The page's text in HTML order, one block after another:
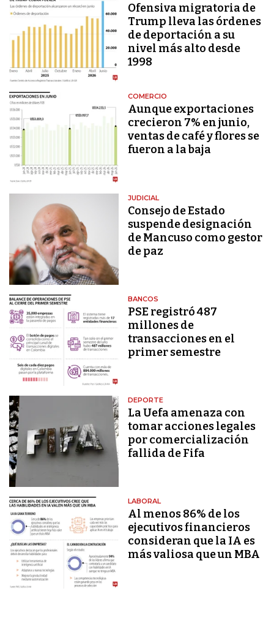
Ofensiva migratoria de
Trump lleva las órdenes
de deportación a su
nivel más alto desde
1998
COMERCIO
Aunque exportaciones
crecieron 7% en junio,
ventas de café y flores se
fueron a la baja
JUDICIAL
Consejo de Estado
suspende designación
de Mancuso como gestor
de paz
BANCOS
PSE registró 487
millones de
transacciones en el
primer semestre
DEPORTE
La Uefa amenaza con
tomar acciones legales
por comercialización
fallida de Fifa
LABORAL
Al menos 86% de los
ejecutivos financieros
consideran que la IA es
más valiosa que un MBA